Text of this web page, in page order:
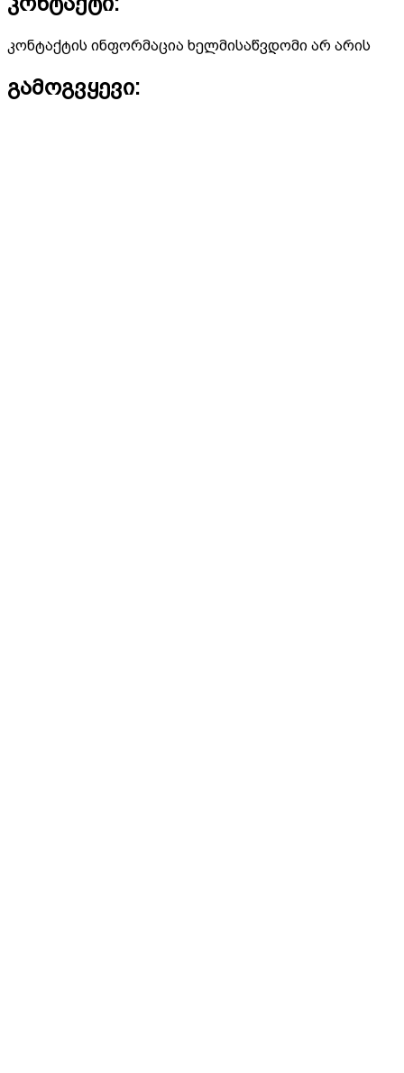
კონტაქტის ინფორმაცია ხელმისაწვდომი არ არის
გამოგვყევი: